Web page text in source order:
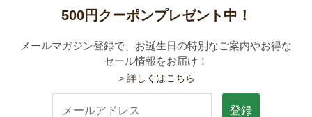
500円クーポンプレゼント中！
メールマガジン登録で、お誕生日の特別なご案内やお得な
セール情報をお届け！
＞詳しくはこちら
登録